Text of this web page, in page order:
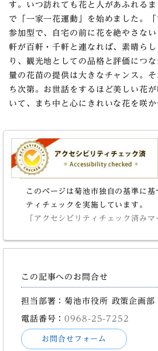
す。いつ訪れても花と人があふれる
で「一家一花運動」を始めました。
参加型で、自宅の前に花を絶やさな
軒が百軒・千軒と連なれば、素晴ら
り、観光地としての品格と評価につ
量の花苗の提供は大きなチャンス。
ち次第。お世話をするほど美しい花
いて、まち中と心にきれいな花を咲か
このページは菊池市独自の基準に基
ティチェックを実施しています。
「アクセシビリティチェック済み
この記事へのお問合せ
担当部署：菊池市役所 政策企画
電話番号：0968-25-7252
お問合せフォーム